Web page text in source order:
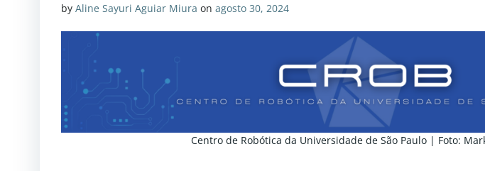
by Aline Sayuri Aguiar Miura on agosto 30, 2024
Centro de Robótica da Universidade de São Paulo | Foto: